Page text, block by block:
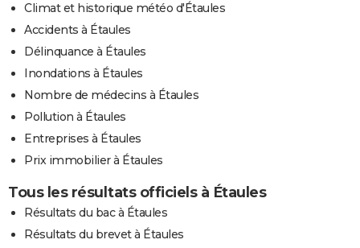
Climat et historique météo d'Étaules
Accidents à Étaules
Délinquance à Étaules
Inondations à Étaules
Nombre de médecins à Étaules
Pollution à Étaules
Entreprises à Étaules
Prix immobilier à Étaules
Tous les résultats officiels à Étaules
Résultats du bac à Étaules
Résultats du brevet à Étaules